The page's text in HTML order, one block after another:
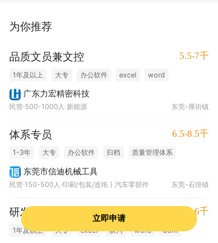
为你推荐
品质文员兼文控 5.5-7千
1年及以上 大专 办公软件 excel word
质量管理体系 质量体系
质量检验 归档管理 工作环境优美
广东力宏精密科技
民营·500-1000人·新能源 东莞-厚街镇
体系专员 6.5-8.5千
1-3年 大专 办公软件 归档 质量管理体系
8d报告 评审 内审
现场配合 培训 包吃包住
东莞市信迪机械工具
民营·150-500人·印刷/包装/造纸丨汽车零部件 东莞-石排镇
研发文员 5-6千
1年及以上 大专 excel 谈判 word bom
立即申请